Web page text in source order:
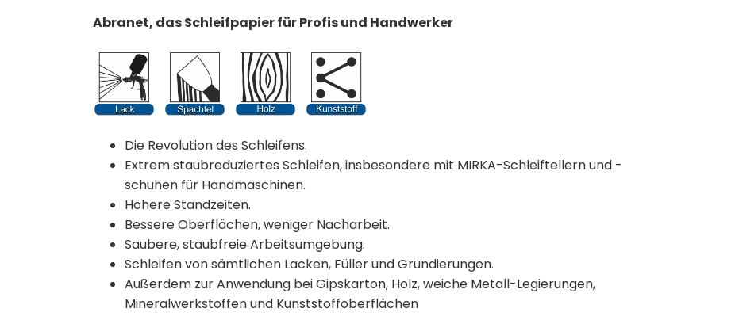
Abranet, das Schleifpapier für Profis und Handwerker
Die Revolution des Schleifens.
Extrem staubreduziertes Schleifen, insbesondere mit MIRKA-Schleiftellern und -
schuhen für Handmaschinen.
Höhere Standzeiten.
Bessere Oberflächen, weniger Nacharbeit.
Saubere, staubfreie Arbeitsumgebung.
Schleifen von sämtlichen Lacken, Füller und Grundierungen.
Außerdem zur Anwendung bei Gipskarton, Holz, weiche Metall-Legierungen,
Mineralwerkstoffen und Kunststoffoberflächen